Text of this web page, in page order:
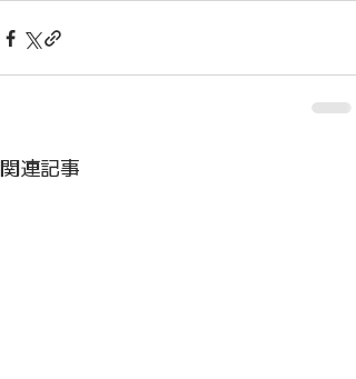
関連記事